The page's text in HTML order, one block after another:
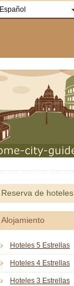
Reserva de hoteles
Alojamiento
Hoteles 5 Estrellas
Hoteles 4 Estrellas
Hoteles 3 Estrellas
Español